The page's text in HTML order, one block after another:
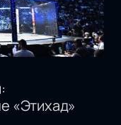
«Этихад»